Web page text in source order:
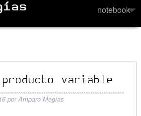
variable
por Amparo Megías